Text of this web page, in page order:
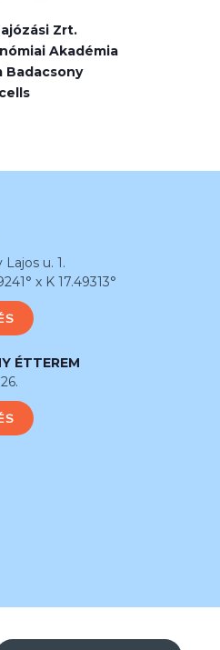
Zrt.
Akadémia
Badacsony
u. 1.
x K 17.49313°
ÉTTEREM